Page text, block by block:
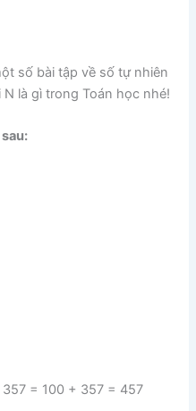
số bài tập về số tự nhiên
là gì trong Toán học nhé!
= 100 + 357 = 457